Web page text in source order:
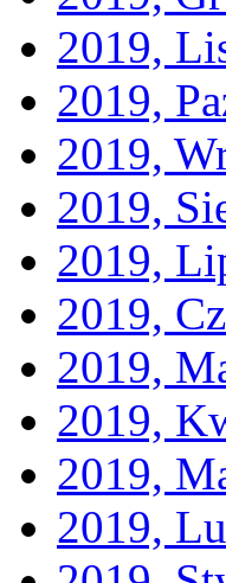
2019,
2019,
2019,
2019,
2019,
2019,
2019,
2019,
2019,
2019,